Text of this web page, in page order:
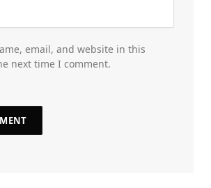
email, and website in this
next time I comment.